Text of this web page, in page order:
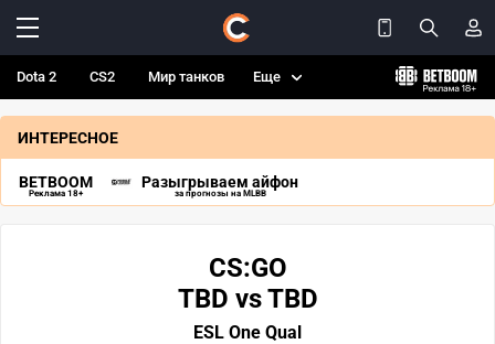
Dota 2 CS2 Мир танков Еще
ИНТЕРЕСНОЕ
BETBOOM
Реклама 18+
Разыгрываем айфон
за прогнозы на MLBB
CS:GO
TBD vs TBD
ESL One Qual